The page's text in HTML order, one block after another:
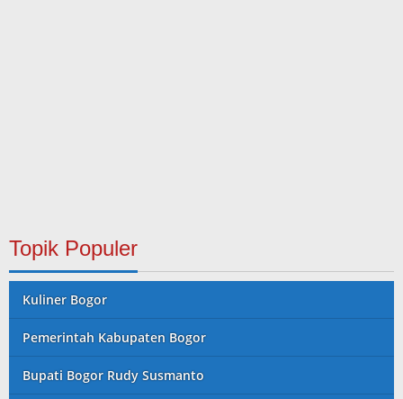
Topik Populer
Kuliner Bogor
Pemerintah Kabupaten Bogor
Bupati Bogor Rudy Susmanto